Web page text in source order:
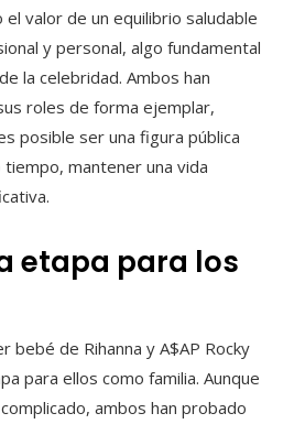
valor de un equilibrio saludable
y personal, algo fundamental
la celebridad. Ambos han
roles de forma ejemplar,
posible ser una figura pública
mantener una vida
etapa para los
bebé de Rihanna y A$AP Rocky
para ellos como familia. Aunque
ambos han probado